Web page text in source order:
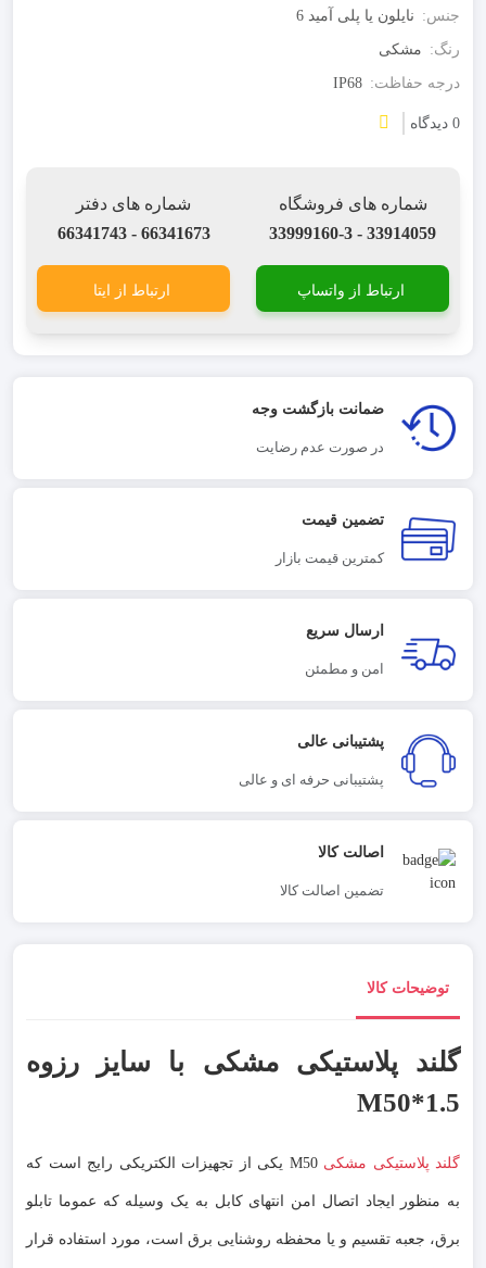
جنس: نایلون یا پلی آمید 6
رنگ: مشکی
درجه حفاظت: IP68
0 دیدگاه
شماره های فروشگاه
33914059 - 33999160-3
شماره های دفتر
66341673 - 66341743
ارتباط از واتساپ ارتباط از ایتا
ضمانت بازگشت وجه
در صورت عدم رضایت
تضمین قیمت
کمترین قیمت بازار
ارسال سریع
امن و مطمئن
پشتیبانی عالی
پشتیبانی حرفه ای و عالی
اصالت کالا
تضمین اصالت کالا
توضیحات کالا
گلند پلاستیکی مشکی با سایز رزوه
M50*1.5
گلند پلاستیکی مشکی M50 یکی از تجهیزات الکتریکی رایج است که
به منظور ایجاد اتصال امن انتهای کابل به یک وسیله که عموما تابلو
برق، جعبه تقسیم و یا محفظه روشنایی برق است، مورد استفاده قرار